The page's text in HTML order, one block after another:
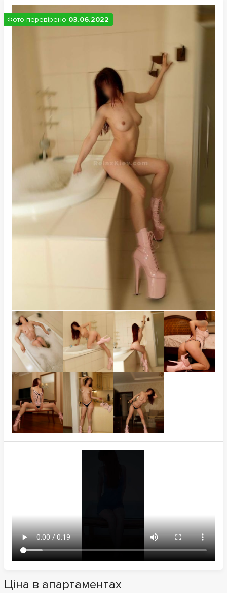
Фото перевірено 03.06.2022
Ціна в апартаментах